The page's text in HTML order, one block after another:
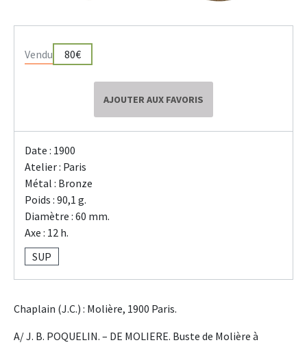
Vendu 80€
AJOUTER AUX FAVORIS
Date : 1900
Atelier : Paris
Métal : Bronze
Poids : 90,1 g.
Diamètre : 60 mm.
Axe : 12 h.
SUP
Chaplain (J.C.) : Molière, 1900 Paris.
A/ J. B. POQUELIN. – DE MOLIERE. Buste de Molière à